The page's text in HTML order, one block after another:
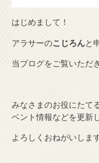
はじめまして！
アラサーのこじろんと
当ブログをご覧いただ
みなさまのお役にたて
ベント情報などを更新
よろしくおねがいしま